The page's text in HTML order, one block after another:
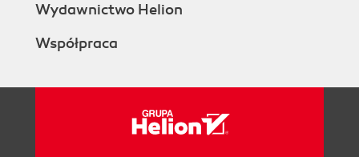
Wydawnictwo Helion
Współpraca